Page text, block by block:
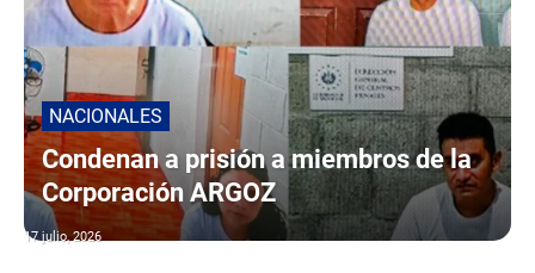
NACIONALES
Condenan a prisión a miembros de la
Corporación ARGOZ
17 julio, 2026